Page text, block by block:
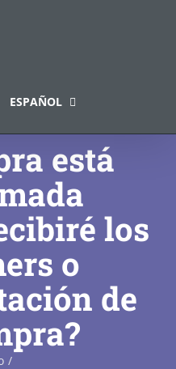
ESPAÑOL
está
los
o
de